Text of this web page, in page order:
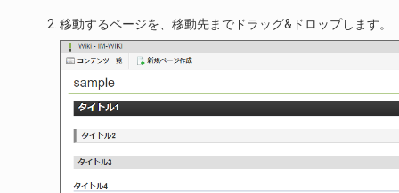
移動するページを、移動先までドラッグ&ドロップします。